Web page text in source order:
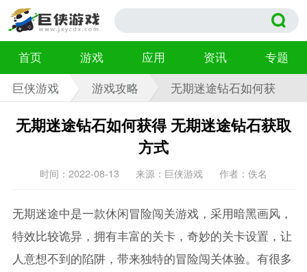
首页 游戏 应用 资讯
专题
巨侠游戏
游戏攻略
无期迷途钻石如何获
得
无期迷途钻石如何获得 无期迷途钻石获取
方式
时间：2022-08-13 来源：巨侠游戏 作者：佚名
无期迷途中是一款休闲冒险闯关游戏，采用暗黑画风，
特效比较诡异，拥有丰富的关卡，奇妙的关卡设置，让
人意想不到的陷阱，带来独特的冒险闯关体验。有很多